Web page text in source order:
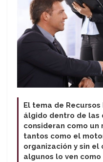
El tema de
álgido dentro de las
consideran como un
tantos como el
organización y sin el
algunos lo ven